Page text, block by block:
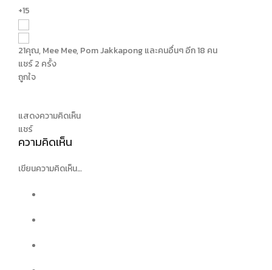
+15
21คุณ, Mee Mee, Pom Jakkapong และคนอื่นๆ อีก 18 คน
แชร์ 2 ครั้ง
ถูกใจ
แสดงความคิดเห็น
แชร์
ความคิดเห็น
เขียนความคิดเห็น…